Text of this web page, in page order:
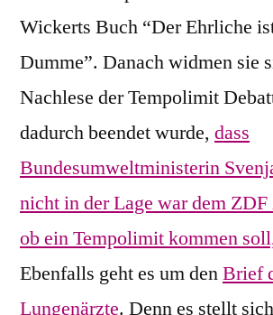
Wickerts Buch “Der Ehrliche
Dumme”. Danach widmen sie
Nachlese der Tempolimit
dadurch beendet wurde, dass
Bundesumweltministerin
nicht in der Lage war dem ZDF
ob ein Tempolimit kommen
Ebenfalls geht es um denBrief
Lungenärzte. Denn es stellt